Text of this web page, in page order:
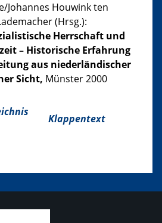
Johannes Houwink ten
(Hrsg.):
Herrschaft und
– Historische Erfahrung
aus niederländischer
Sicht, Münster 2000
Klappentext